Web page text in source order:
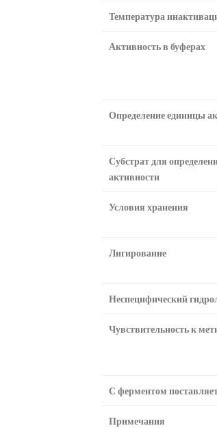
Температура
Активность в буферах
Определение единицы
Субстрат для
активности
Условия хранения
Лигирование
Неспецифический
Чувствительность к
С ферментом
Примечания